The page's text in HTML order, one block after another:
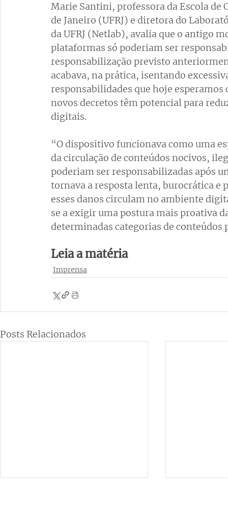
Marie Santini, professora da Escola de
de Janeiro (UFRJ) e diretora do
da UFRJ (Netlab), avalia que o antigo
plataformas só poderiam ser
responsabilização previsto
acabava, na prática, isentando
responsabilidades que hoje
novos decretos têm potencial para
digitais.
“O dispositivo funcionava como uma
da circulação de conteúdos nocivos,
poderiam ser responsabilizadas após
tornava a resposta lenta, burocrática e
esses danos circulam no ambiente
se a exigir uma postura mais proativa
determinadas categorias de conteúdos
Leia a matéria
Imprensa
Posts Relacionados